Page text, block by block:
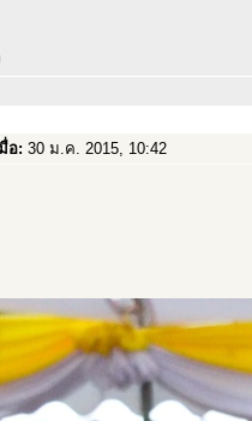
อ: 30 ม.ค. 2015, 10:42